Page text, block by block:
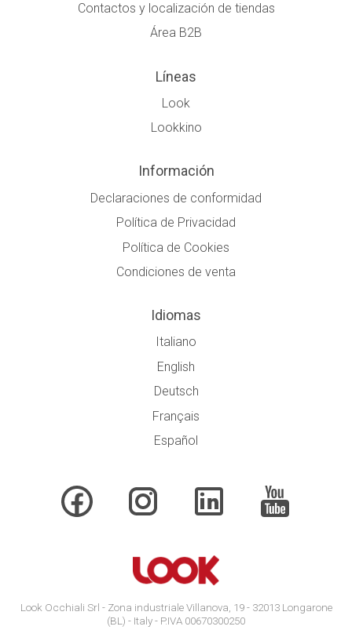
Contactos y localización de tiendas
Área B2B
Líneas
Look
Lookkino
Información
Declaraciones de conformidad
Política de Privacidad
Política de Cookies
Condiciones de venta
Idiomas
Italiano
English
Deutsch
Français
Español
Look Occhiali Srl - Zona industriale Villanova, 19 - 32013 Longarone
(BL) - Italy - P.IVA 00670300250